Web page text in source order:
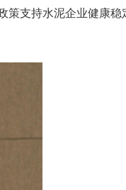
策支持水泥企业健康